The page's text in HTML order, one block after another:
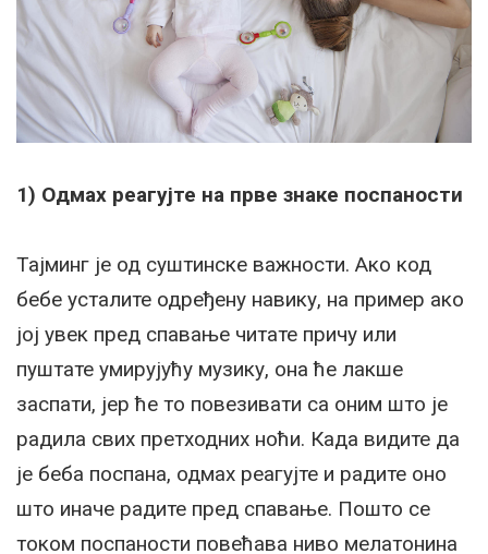
1) Одмах реагујте на прве знаке поспаности
Тајминг је од суштинске важности. Ако код
бебе усталите одређену навику, на пример ако
јој увек пред спавање читате причу или
пуштате умирујућу музику, она ће лакше
заспати, јер ће то повезивати са оним што је
радила свих претходних ноћи. Када видите да
је беба поспана, одмах реагујте и радите оно
што иначе радите пред спавање. Пошто се
током поспаности повећава ниво мелатонина